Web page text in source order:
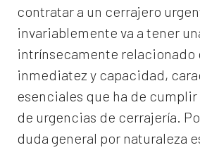
contratar a un cerrajero
invariablemente va a tener
intrínsecamente relacionado
inmediatez y capacidad,
esenciales que ha de
de urgencias de cerrajería.
duda general por naturaleza